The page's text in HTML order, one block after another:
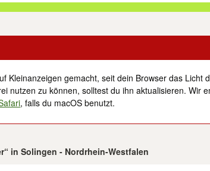
Kleinanzeigen gemacht, seit dein Browser das Licht
nutzen zu können, solltest du ihn aktualisieren. Wir
, falls du macOS benutzt.
in Solingen - Nordrhein-Westfalen